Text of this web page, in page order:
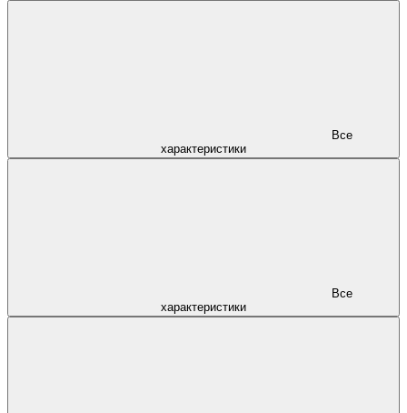
характеристики
характеристики